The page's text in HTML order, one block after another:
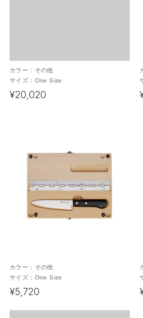
カラー： その他
サイズ： One Size
¥20,020
カラー： その他
サイズ： One Size
¥5,720